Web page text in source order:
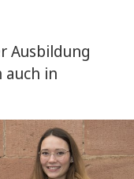
Ausbildung
auch in